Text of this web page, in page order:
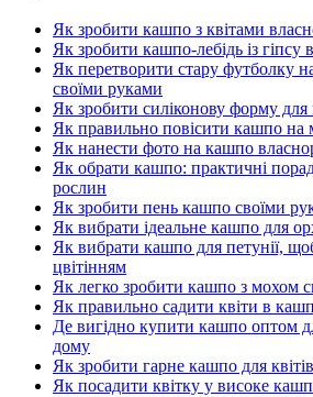
Як зробити кашпо з квітами
Як зробити кашпо-лебідь із гіпсу
Як перетворити стару футболку
своїми руками
Як зробити силіконову форму
Як правильно повісити кашпо на
Як нанести фото на кашпо
Як обрати кашпо: практичні
рослин
Як зробити пень кашпо своїми
Як вибрати ідеальне кашпо для
Як вибрати кашпо для петунії,
цвітінням
Як легко зробити кашпо з мохом
Як правильно садити квіти в
Де вигідно купити кашпо оптом
дому
Як зробити гарне кашпо для
Як посадити квітку у високе